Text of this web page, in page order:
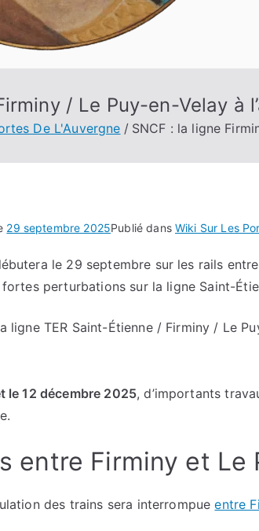
/ Le Puy-en-Velay à
De L'Auvergne SNCF : la ligne
29 septembre 2025Publié dans Wiki Sur Les
le 29 septembre sur les rails
perturbations sur la ligne Saint-
ligne TER Saint-Étienne / Firminy / Le
le 12 décembre 2025, d’importants
entre Firminy et Le
des trains sera interrompueentre